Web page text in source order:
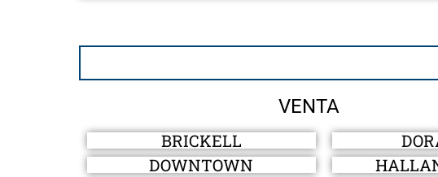
VENTA
BRICKELL
DOWNTOWN